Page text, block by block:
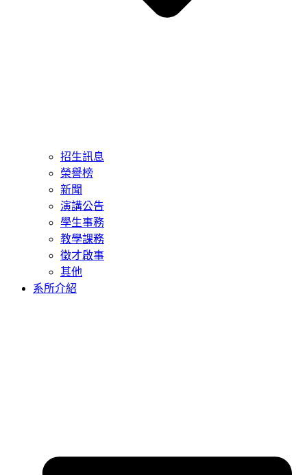
招生訊息
榮譽榜
新聞
演講公告
學生事務
教學課務
徵才啟事
其他
系所介紹